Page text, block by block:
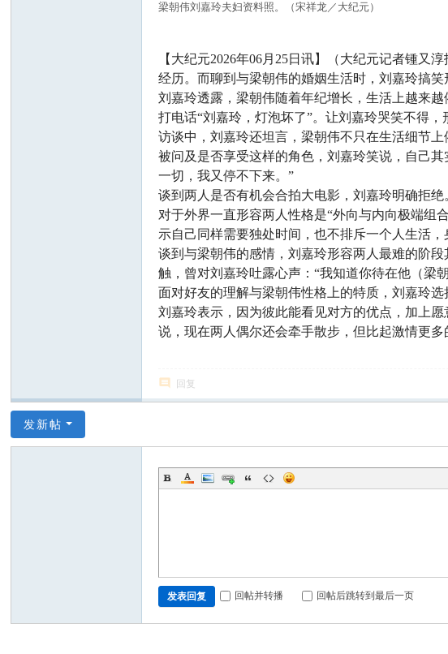
梁朝伟刘嘉玲夫妇资料照。（宋祥龙／大纪元）
【大纪元2026年06月25日讯】（大纪元记者锺又
经历。而聊到与梁朝伟的婚姻生活时，刘嘉玲搞
刘嘉玲透露，梁朝伟随着年纪增长，生活上越来
打电话“刘嘉玲，灯泡坏了”。让刘嘉玲哭笑不得，
访谈中，刘嘉玲还坦言，梁朝伟不只在生活细节
被问及是否享受这样的角色，刘嘉玲笑说，自己
一切，我又停不下来。”
谈到两人是否有机会合拍大电影，刘嘉玲明确拒
对于外界一直形容两人性格是“外向与内向极端组
示自己同样需要独处时间，也不排斥一个人生活，
谈到与梁朝伟的感情，刘嘉玲形容两人最难的阶
触，曾对刘嘉玲吐露心声：“我知道你待在他（梁
面对好友的理解与梁朝伟性格上的特质，刘嘉玲
刘嘉玲表示，因为彼此能看见对方的优点，加上
说，现在两人偶尔还会牵手散步，但比起激情更
回复
发新帖
发表回复 回帖并转播 回帖后跳转到最后一页